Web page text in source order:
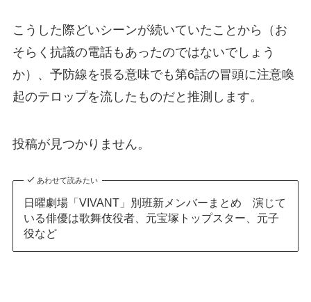
こうした際どいシーンが続いていたことから（お
そらく抗議の電話もあったのではないでしょう
か）、予防線を張る意味でも第6話の冒頭に注意喚
起のテロップを流したものだと推測します。
投稿が見つかりません。
あわせて読みたい
日曜劇場「VIVANT」別班新メンバーまとめ 演じて
いる俳優は歌舞伎役者、元宝塚トップスター、元子
役など